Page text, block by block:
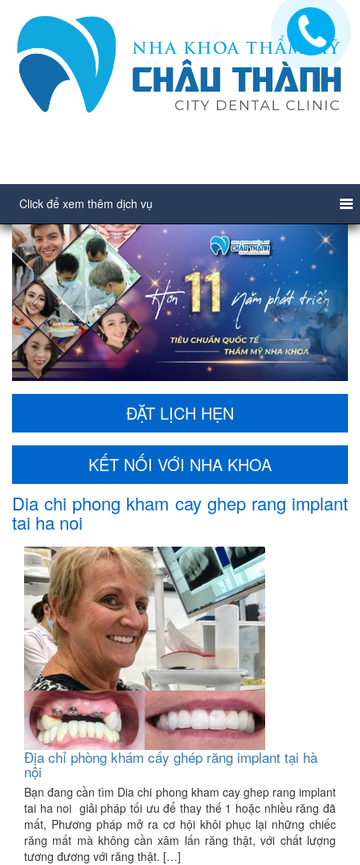
Click để xem thêm dịch vụ
ĐẶT LỊCH HẸN
KẾT NỐI VỚI NHA KHOA
Dia chi phong kham cay ghep rang implant
tai ha noi
Địa chỉ phòng khám cấy ghép răng implant tại hà
nội
Bạn đang cần tìm Dia chi phong kham cay ghep rang implant
tai ha noi giải pháp tối ưu để thay thế 1 hoặc nhiều răng đã
mất, Phương pháp mở ra cơ hội khôi phục lại những chiếc
răng mất mà không cần xâm lấn răng thật, với chất lượng
tương đương với răng thật. […]